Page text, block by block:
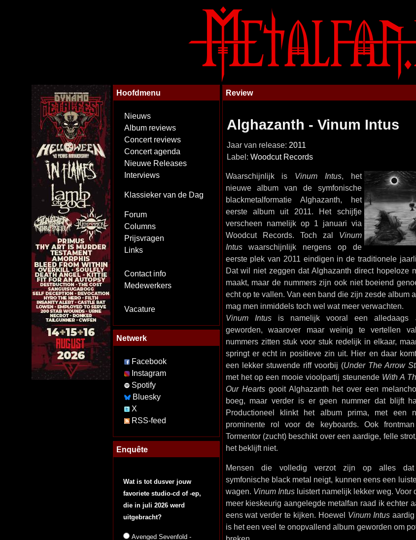
Hoofdmenu
Nieuws
Album reviews
Concert reviews
Concert agenda
Nieuwe Releases
Interviews
Klassieker van de Dag
Forum
Columns
Prijsvragen
Links
Contact info
Medewerkers
Vacature
Netwerk
Facebook
Instagram
Spotify
Bluesky
X
RSS-feed
Enquête
Wat is tot dusver jouw
favoriete studio-cd of -ep,
die in juli 2026 werd
uitgebracht?
Avenged Sevenfold -
Review
Alghazanth - Vinum Intus
Jaar van release: 2011
Label: Woodcut Records
Waarschijnlijk is Vinum Intus, het
nieuwe album van de symfonische
blackmetalformatie Alghazanth, het
eerste album uit 2011. Het schijfje
verscheen namelijk op 1 januari via
Woodcut Records. Toch zal Vinum
Intuswaarschijnlijk nergens op de
eerste plek van 2011 eindigen in de traditionele
Dat wil niet zeggen dat Alghazanth direct hopeloze
maakt, maar de nummers zijn ook niet boeiend
echt op te vallen. Van een band die zijn zesde album
mag men inmiddels toch wel wat meer verwachten.
Vinum Intusis namelijk vooral een alledaags
geworden, waarover maar weinig te vertellen
nummers zitten stuk voor stuk redelijk in elkaar,
springt er echt in positieve zin uit. Hier en daar
een lekker stuwende riff voorbij (Under The Arrow
met het op een mooie vioolpartij steunende With A
Our Heartsgooit Alghazanth het over een
boeg, maar verder is er geen nummer dat blijft
Productioneel klinkt het album prima, met een
prominente rol voor de keyboards. Ook
Tormentor (zucht) beschikt over een aardige, felle
het beklijft niet.
Mensen die volledig verzot zijn op alles
symfonische black metal neigt, kunnen eens een
wagen. Vinum Intusluistert namelijk lekker weg. Voor
meer kieskeurig aangelegde metalfan raad ik echter
eens wat verder te kijken. Hoewel Vinum Intusaardig
is het een veel te onopvallend album geworden om